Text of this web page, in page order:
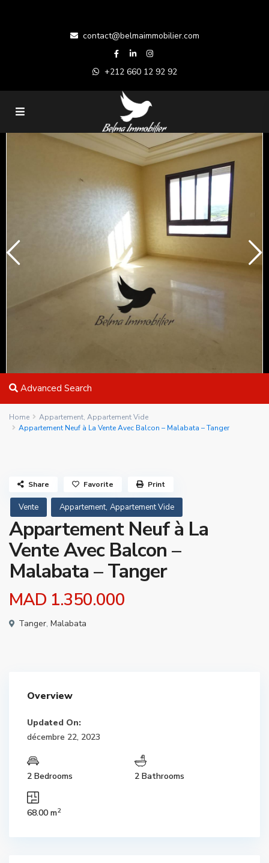
contact@belmaimmobilier.com
+212 660 12 92 92
Advanced Search
Home Appartement, Appartement Vide
Appartement Neuf à La Vente Avec Balcon – Malabata – Tanger
Vente Appartement, Appartement Vide
Appartement Neuf à La
Vente Avec Balcon –
Malabata – Tanger
MAD 1.350.000
Tanger, Malabata
Share Favorite Print
Overview
Updated On:
décembre 22, 2023
2 Bedrooms 2 Bathrooms
68.00 m2